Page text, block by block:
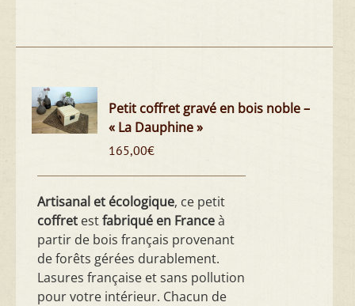
Petit coffret gravé en bois noble –
« La Dauphine »
165,00€
Artisanal et écologique, ce petit
coffret estfabriqué en Franceà
partir de bois français provenant
de forêts gérées durablement.
Lasures française et sans pollution
pour votre intérieur. Chacun de